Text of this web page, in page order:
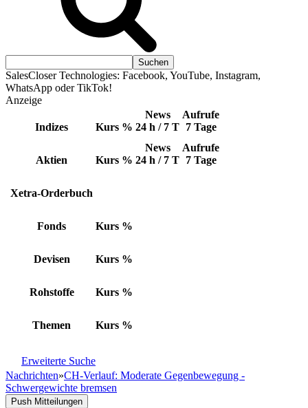
SalesCloser Technologies: Facebook, YouTube, Instagram,
WhatsApp oder TikTok!
Anzeige
Indizes Kurs %
News
24 h / 7 T
Aufrufe
7 Tage
Aktien Kurs %
News
24 h / 7 T
Aufrufe
7 Tage
Xetra-Orderbuch
Fonds Kurs %
Devisen Kurs %
Rohstoffe Kurs %
Themen Kurs %
Erweiterte Suche
Nachrichten»CH-Verlauf: Moderate Gegenbewegung -
Schwergewichte bremsen
Push Mitteilungen